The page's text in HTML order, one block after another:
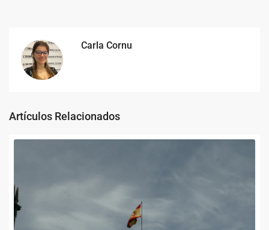
Carla Cornu
Artículos Relacionados